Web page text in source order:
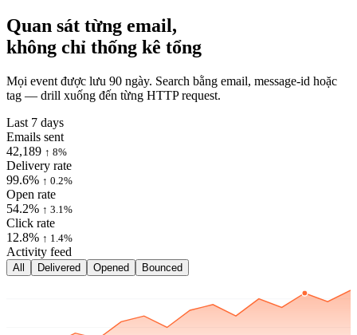
Quan sát từng email,
không chỉ thống kê tổng
Mọi event được lưu 90 ngày. Search bằng email, message-id hoặc
tag — drill xuống đến từng HTTP request.
Last 7 days
Emails sent
42,189 ↑ 8%
Delivery rate
99.6% ↑ 0.2%
Open rate
54.2% ↑ 3.1%
Click rate
12.8% ↑ 1.4%
Activity feed
All Delivered Opened Bounced